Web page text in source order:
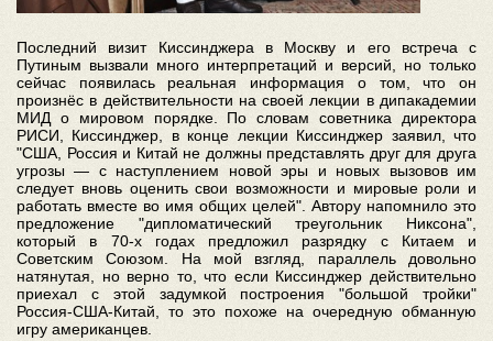
Последний визит Киссинджера в Москву и его встреча с
Путиным вызвали много интерпретаций и версий, но только
сейчас появилась реальная информация о том, что он
произнёс в действительности на своей лекции в дипакадемии
МИД о мировом порядке. По словам советника директора
РИСИ, Киссинджер, в конце лекции Киссинджер заявил, что
"США, Россия и Китай не должны представлять друг для друга
угрозы — с наступлением новой эры и новых вызовов им
следует вновь оценить свои возможности и мировые роли и
работать вместе во имя общих целей". Автору напомнило это
предложение "дипломатический треугольник Никсона",
который в 70-х годах предложил разрядку с Китаем и
Советским Союзом. На мой взгляд, параллель довольно
натянутая, но верно то, что если Киссинджер действительно
приехал с этой задумкой построения "большой тройки"
Россия-США-Китай, то это похоже на очередную обманную
игру американцев.